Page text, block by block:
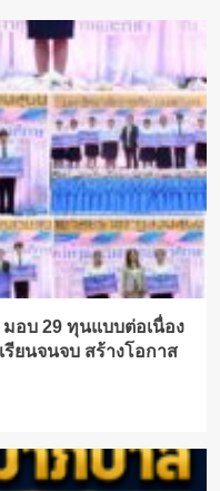
อบ 29 ทุนแบบต่อเนื่อง
ยนจนจบ สร้างโอกาส